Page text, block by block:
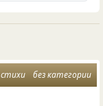
стихи без категории